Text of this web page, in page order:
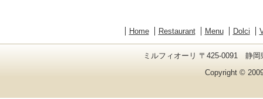
Home Restaurant Menu Dolci
ミルフィオーリ 〒425-0091 静
Copyright ©